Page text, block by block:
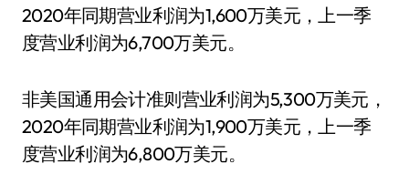
2020年同期营业利润为1,600万美元，上一季
度营业利润为6,700万美元。
非美国通用会计准则营业利润为5,300万美元，
2020年同期营业利润为1,900万美元，上一季
度营业利润为6,800万美元。